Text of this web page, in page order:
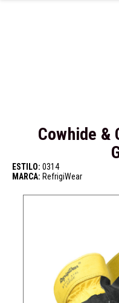
Cowhide &
ESTILO: 0314
MARCA: RefrigiWear